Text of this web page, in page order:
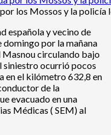
los Mossos y la policía
española y vecino de
por la mañana
Masnou circulando bajo
siniestro ocurrió pocos
en el kilómetro 632,8 en
de la
evacuado en una
Médicas ( SEM) al